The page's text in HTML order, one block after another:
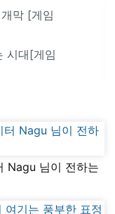
막 [게임
시대[게임
Nagu 님이 전하는